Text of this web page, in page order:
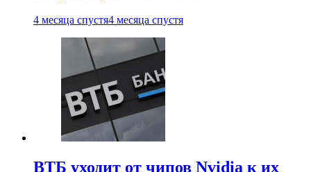
4 месяца спустя4 месяца спустя
ВТБ уходит от чипов Nvidia к их